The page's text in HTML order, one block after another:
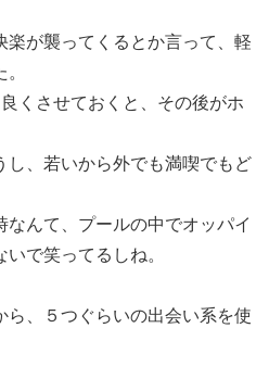
楽が襲ってくるとか言って、軽
くさせておくと、その後がホ
し、若いから外でも満喫でもど
なんて、プールの中でオッパイ
で笑ってるしね。
ら、５つぐらいの出会い系を使